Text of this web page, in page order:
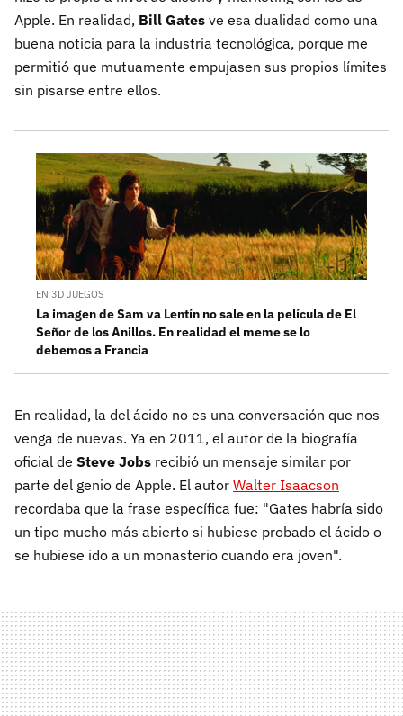
Apple. En realidad, Bill Gates ve esa dualidad como una
buena noticia para la industria tecnológica, porque me
permitió que mutuamente empujasen sus propios límites
sin pisarse entre ellos.
EN 3D JUEGOS
La imagen de Sam va Lentín no sale en la película de El
Señor de los Anillos. En realidad el meme se lo
debemos a Francia
En realidad, la del ácido no es una conversación que nos
venga de nuevas. Ya en 2011, el autor de la biografía
oficial de Steve Jobs recibió un mensaje similar por
parte del genio de Apple. El autor Walter Isaacson
recordaba que la frase específica fue: "Gates habría sido
un tipo mucho más abierto si hubiese probado el ácido o
se hubiese ido a un monasterio cuando era joven".